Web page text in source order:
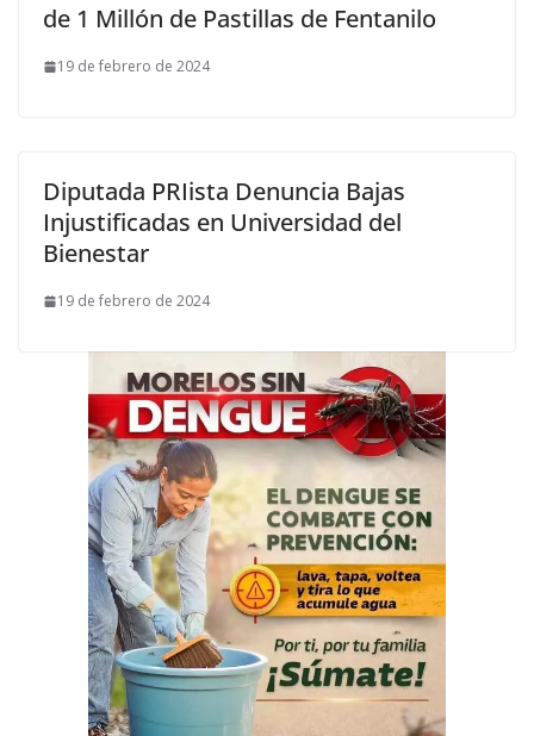
de 1 Millón de Pastillas de Fentanilo
19 de febrero de 2024
Diputada PRIista Denuncia Bajas
Injustificadas en Universidad del
Bienestar
19 de febrero de 2024